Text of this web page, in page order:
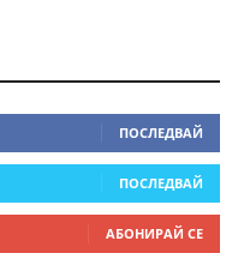
ПОСЛЕДВАЙ
ПОСЛЕДВАЙ
АБОНИРАЙ СЕ